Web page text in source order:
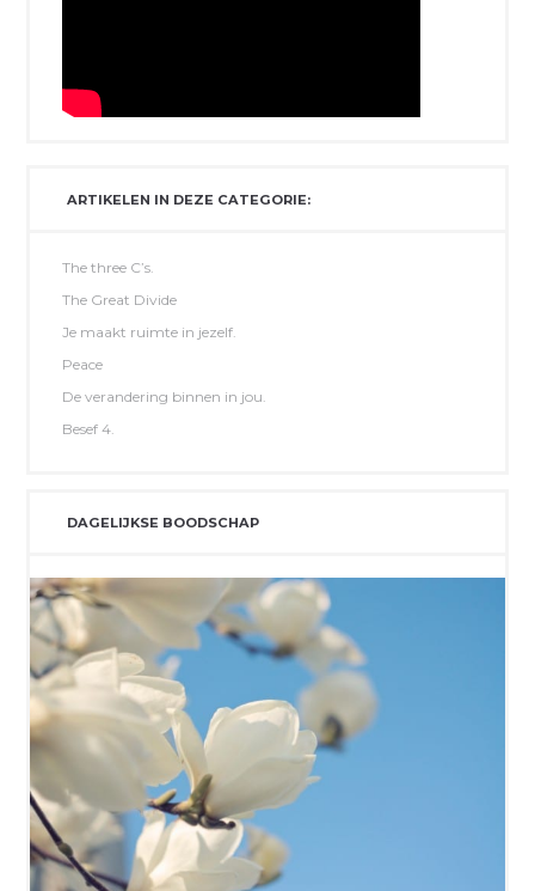
ARTIKELEN IN DEZE CATEGORIE:
The three C’s.
The Great Divide
Je maakt ruimte in jezelf.
Peace
De verandering binnen in jou.
Besef 4.
DAGELIJKSE BOODSCHAP